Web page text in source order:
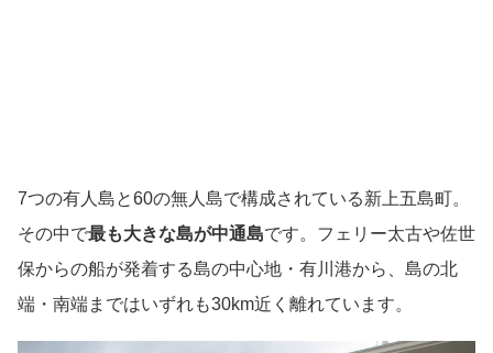
7つの有人島と60の無人島で構成されている新上五島町。
その中で最も大きな島が中通島です。フェリー太古や佐世
保からの船が発着する島の中心地・有川港から、島の北
端・南端まではいずれも30km近く離れています。